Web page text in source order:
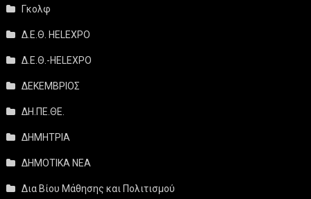
Γκολφ
Δ.Ε.Θ. HELEXPO
Δ.Ε.Θ.-HELEXPO
ΔΕΚΕΜΒΡΙΟΣ
ΔΗ.ΠΕ.ΘΕ.
ΔΗΜΗΤΡΙΑ
ΔΗΜΟΤΙΚΑ ΝΕΑ
Δια Βίου Μάθησης και Πολιτισμού